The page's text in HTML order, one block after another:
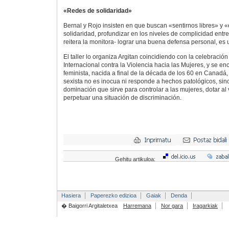
«Redes de solidaridad»
Bernal y Rojo insisten en que buscan «sentirnos libres» y
solidaridad, profundizar en los niveles de complicidad
reitera la monitora- lograr una buena defensa personal, es
El taller lo organiza Argitan coincidiendo con la
Internacional contra la Violencia hacia las Mujeres, y se
feminista, nacida a final de la década de los 60 en
sexista no es inocua ni responde a hechos patológicos,
dominación que sirve para controlar a las mujeres, dotar al
perpetuar una situación de discriminación.
Gehitu artikuloa:
Hasiera Paperezko edizioa Gaiak
Denda
� Baigorri Argitaletxea
Harremana Nor gara Iragarkiak